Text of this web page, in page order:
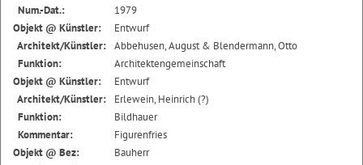
Num.-Dat.:
1979
Objekt @ Künstler:
Entwurf
Architekt/Künstler: Abbehusen, August & Blendermann, Otto
Funktion:
Architektengemeinschaft
Objekt @ Künstler:
Entwurf
Architekt/Künstler:
Erlewein, Heinrich (?)
Funktion:
Bildhauer
Kommentar:
Figurenfries
Objekt @ Bez:
Bauherr